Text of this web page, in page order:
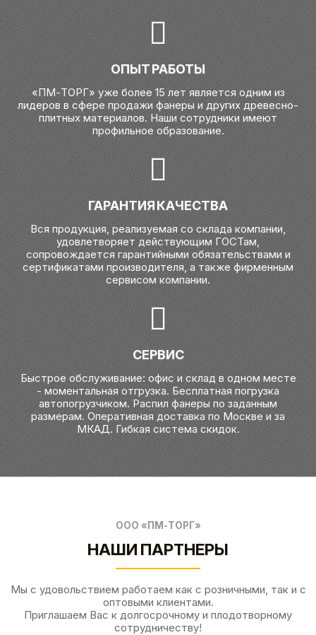
ОПЫТ РАБОТЫ
«ПМ-ТОРГ» уже более 15 лет является одним из
лидеров в сфере продажи фанеры и других древесно-
плитных материалов. Наши сотрудники имеют
профильное образование.
ГАРАНТИЯ КАЧЕСТВА
Вся продукция, реализуемая со склада компании,
удовлетворяет действующим ГОСТам,
сопровождается гарантийными обязательствами и
сертификатами производителя, а также фирменным
сервисом компании.
СЕРВИС
Быстрое обслуживание: офис и склад в одном месте
- моментальная отгрузка. Бесплатная погрузка
автопогрузчиком. Распил фанеры по заданным
размерам. Оперативная доставка по Москве и за
МКАД. Гибкая система скидок.
ООО «ПМ-ТОРГ»
НАШИ ПАРТНЕРЫ
Мы с удовольствием работаем как с розничными, так и с
оптовыми клиентами.
Приглашаем Вас к долгосрочному и плодотворному
сотрудничеству!